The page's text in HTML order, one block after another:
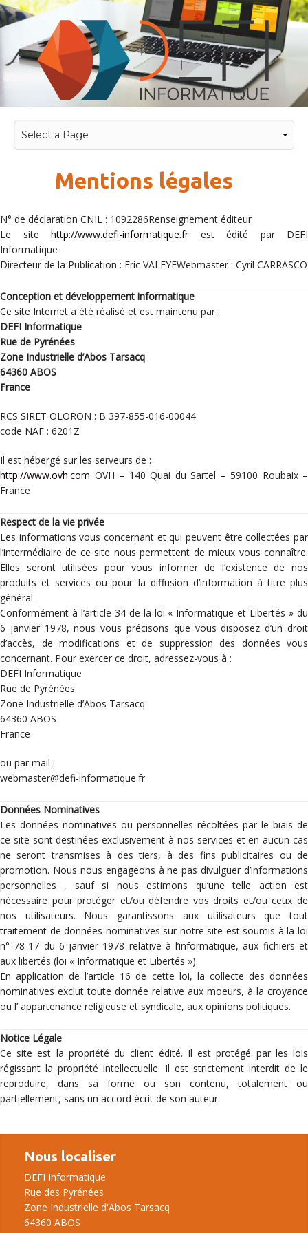
Mentions légales
N° de déclaration CNIL : 1092286Renseignement éditeur
Le site http://www.defi-informatique.frest édité par DEFI
Informatique
Directeur de la Publication : Eric VALEYEWebmaster : Cyril CARRASCO
Conception et développement informatique
Ce site Internet a été réalisé et est maintenu par :
DEFI Informatique
Rue de Pyrénées
Zone Industrielle d’Abos Tarsacq
64360 ABOS
France
RCS SIRET OLORON : B 397-855-016-00044
code NAF : 6201Z
Il est hébergé sur les serveurs de :
http://www.ovh.com OVH – 140 Quai du Sartel – 59100 Roubaix –
France
Respect de la vie privée
Les informations vous concernant et qui peuvent être collectées par
l’intermédiaire de ce site nous permettent de mieux vous connaître.
Elles seront utilisées pour vous informer de l’existence de nos
produits et services ou pour la diffusion d’information à titre plus
général.
Conformément à l’article 34 de la loi « Informatique et Libertés » du
6 janvier 1978, nous vous précisons que vous disposez d’un droit
d’accès, de modifications et de suppression des données vous
concernant. Pour exercer ce droit, adressez-vous à :
DEFI Informatique
Rue de Pyrénées
Zone Industrielle d’Abos Tarsacq
64360 ABOS
France
ou par mail :
webmaster@defi-informatique.fr
Données Nominatives
Les données nominatives ou personnelles récoltées par le biais de
ce site sont destinées exclusivement à nos services et en aucun cas
ne seront transmises à des tiers, à des fins publicitaires ou de
promotion. Nous nous engageons à ne pas divulguer d’informations
personnelles , sauf si nous estimons qu’une telle action est
nécessaire pour protéger et/ou défendre vos droits et/ou ceux de
nos utilisateurs. Nous garantissons aux utilisateurs que tout
traitement de données nominatives sur notre site est soumis à la loi
n° 78-17 du 6 janvier 1978 relative à l’informatique, aux fichiers et
aux libertés (loi « Informatique et Libertés »).
En application de l’article 16 de cette loi, la collecte des données
nominatives exclut toute donnée relative aux moeurs, à la croyance
ou l’ appartenance religieuse et syndicale, aux opinions politiques.
Notice Légale
Ce site est la propriété du client édité. Il est protégé par les lois
régissant la propriété intellectuelle. Il est strictement interdit de le
reproduire, dans sa forme ou son contenu, totalement ou
partiellement, sans un accord écrit de son auteur.
Nous localiser
DEFI Informatique
Rue des Pyrénées
Zone Industrielle d'Abos Tarsacq
64360 ABOS